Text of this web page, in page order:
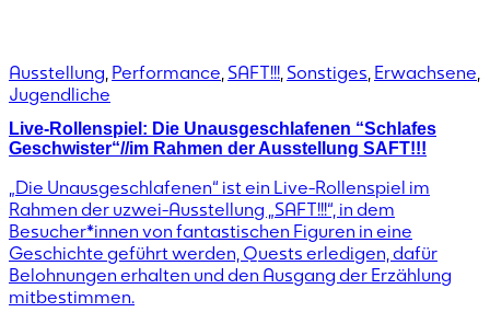
Ausstellung Performance SAFT!!! Sonstiges Erwachsene
Jugendliche
Live-Rollenspiel: Die Unausgeschlafenen “Schlafes
Geschwister“//im Rahmen der Ausstellung SAFT!!!
„Die Unausgeschlafenen“ ist ein Live-Rollenspiel im
Rahmen der uzwei-Ausstellung „SAFT!!!“, in dem
Besucher*innen von fantastischen Figuren in eine
Geschichte geführt werden, Quests erledigen, dafür
Belohnungen erhalten und den Ausgang der Erzählung
mitbestimmen.